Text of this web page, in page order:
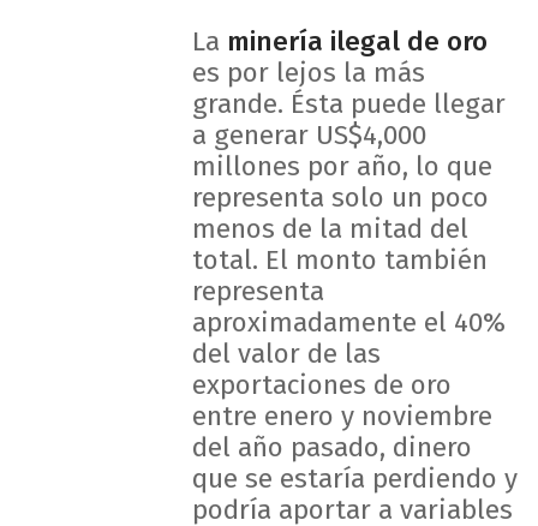
La minería ilegal de oro
es por lejos la más
grande. Ésta puede llegar
a generar US$4,000
millones por año, lo que
representa solo un poco
menos de la mitad del
total. El monto también
representa
aproximadamente el 40%
del valor de las
exportaciones de oro
entre enero y noviembre
del año pasado, dinero
que se estaría perdiendo y
podría aportar a variables